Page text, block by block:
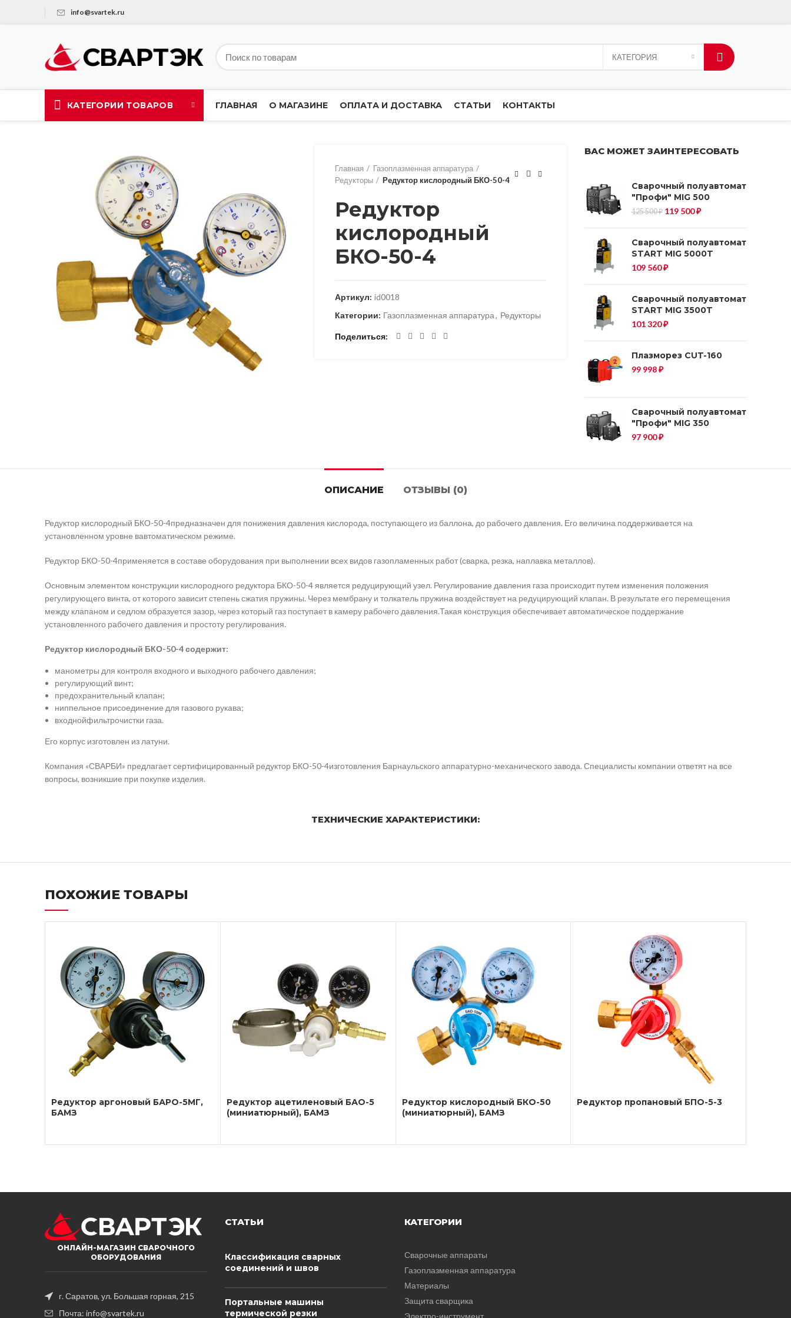
info@svartek.ru
КАТЕГОРИЯ
КАТЕГОРИИ ТОВАРОВ ГЛАВНАЯ О МАГАЗИНЕ ОПЛАТА И ДОСТАВКА СТАТЬИ КОНТАКТЫ
Главная
Газоплазменная аппаратура
Редукторы
Редуктор кислородный БКО-50-4
Редуктор
кислородный
БКО-50-4
Артикул: id0018
Категории: Газоплазменная аппаратура, Редукторы
Поделиться
ВАС МОЖЕТ ЗАИНТЕРЕСОВАТЬ
Сварочный полуавтомат
"Профи" MIG 500
125 500₽ Первоначальная
цена
125
119 500₽Текущая
500 ₽.
Сварочный полуавтомат
START MIG 5000T
109 560₽
Сварочный полуавтомат
START MIG 3500T
101 320₽
Плазморез CUT-160
99 998₽
Сварочный полуавтомат
"Профи" MIG 350
97 900₽
ОПИСАНИЕ ОТЗЫВЫ (0)
Редуктор кислородный БКО-50-4предназначен для понижения давления кислорода, поступающего из баллона, до рабочего давления. Его величина поддерживается на
установленном уровне вавтоматическом режиме.
Редуктор БКО-50-4применяется в составе оборудования при выполнении всех видов газопламенных работ (сварка, резка, наплавка металлов).
Основным элементом конструкции кислородного редуктора БКО-50-4 является редуцирующий узел. Регулирование давления газа происходит путем изменения положения
регулирующего винта, от которого зависит степень сжатия пружины. Через мембрану и толкатель пружина воздействует на редуцирующий клапан. В результате его перемещения
между клапаном и седлом образуется зазор, через который газ поступает в камеру рабочего давления.Такая конструкция обеспечивает автоматическое поддержание
установленного рабочего давления и простоту регулирования.
Редуктор кислородный БКО-50-4 содержит:
манометры для контроля входного и выходного рабочего давления;
регулирующий винт;
предохранительный клапан;
ниппельное присоединение для газового рукава;
входнойфильтрочистки газа.
Его корпус изготовлен из латуни.
Компания «СВАРБИ» предлагает сертифицированный редуктор БКО-50-4изготовления Барнаульского аппаратурно-механического завода. Специалисты компании ответят на все
вопросы, возникшие при покупке изделия.
ТЕХНИЧЕСКИЕ ХАРАКТЕРИСТИКИ:
ПОХОЖИЕ ТОВАРЫ
Редуктор аргоновый БАРО-5МГ,
БАМЗ
Редуктор ацетиленовый БАО-5
(миниатюрный), БАМЗ
Редуктор кислородный БКО-50
(миниатюрный), БАМЗ
Редуктор пропановый БПО-5-3
ОНЛАЙН-МАГАЗИН СВАРОЧНОГО
ОБОРУДОВАНИЯ
г. Саратов, ул. Большая горная, 215
Почта: info@svartek.ru
СТАТЬИ
Классификация сварных
соединений и швов
Портальные машины
термической резки
КАТЕГОРИИ
Сварочные аппараты
Газоплазменная аппаратура
Материалы
Защита сварщика
Электро-инструмент